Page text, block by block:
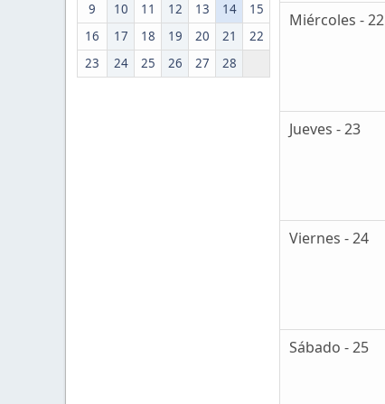
9
10 11 12 13 14
15
16
17 18 19 20 21
22
23
24 25 26 27 28
Miércoles - 22
Jueves - 23
Viernes - 24
Sábado - 25